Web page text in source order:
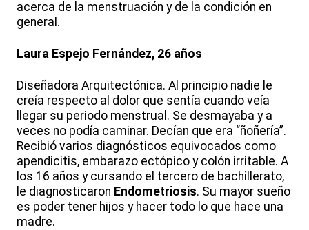
acerca de la menstruación y de la condición en
general.
Laura Espejo Fernández, 26 años
Diseñadora Arquitectónica. Al principio nadie le
creía respecto al dolor que sentía cuando veía
llegar su periodo menstrual. Se desmayaba y a
veces no podía caminar. Decían que era “ñoñería”.
Recibió varios diagnósticos equivocados como
apendicitis, embarazo ectópico y colón irritable. A
los 16 años y cursando el tercero de bachillerato,
le diagnosticaron Endometriosis. Su mayor sueño
es poder tener hijos y hacer todo lo que hace una
madre.